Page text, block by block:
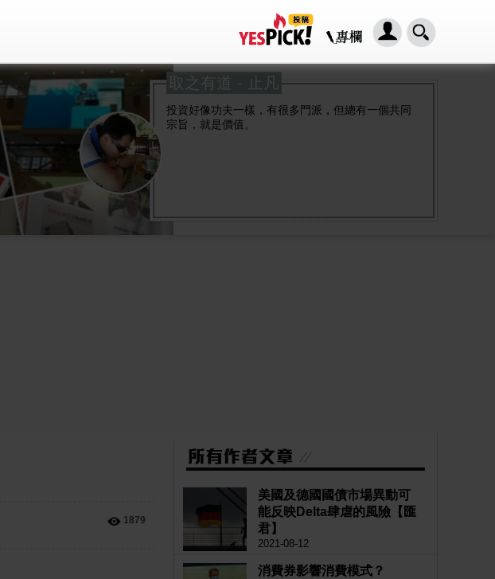
取之有道 - 止凡
投資好像功夫一樣，有很多門派，但總有一個共同
宗旨，就是價值。
1879
美國及德國國債市場異動可
能反映Delta肆虐的風險【匯
君】
2021-08-12
消費券影響消費模式？